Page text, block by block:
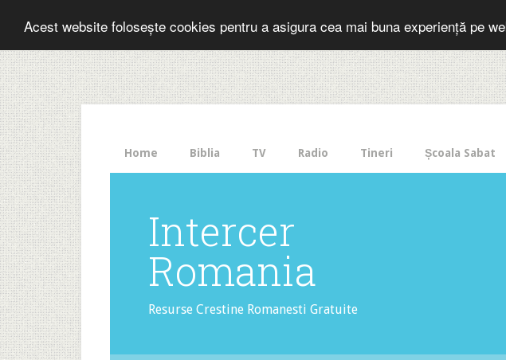
Acest website folosește cookies pentru a asigura cea mai buna experiență pe
The
HelloBar
- a
little
bar
that
gets
noticed!
Home Biblia TV Radio Tineri Școala Sabat
Intercer
Romania
Resurse Crestine Romanesti Gratuite